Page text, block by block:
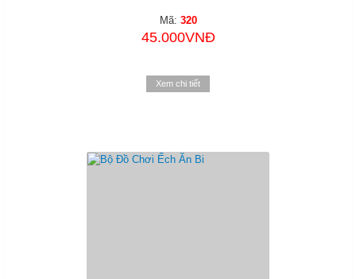
Mã: 320
45.000VNĐ
Xem chi tiết